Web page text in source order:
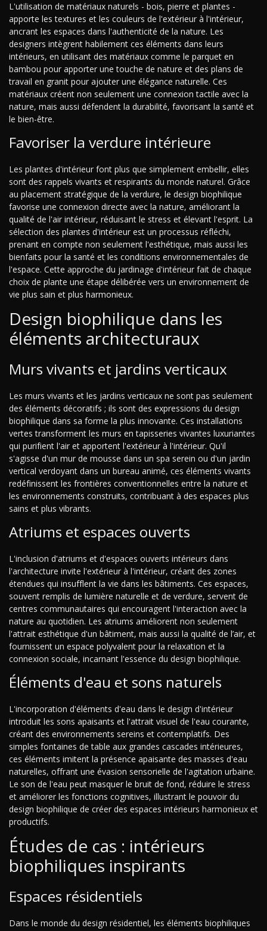
L'utilisation de matériaux naturels - bois, pierre et plantes -
apporte les textures et les couleurs de l'extérieur à l'intérieur,
ancrant les espaces dans l'authenticité de la nature. Les
designers intègrent habilement ces éléments dans leurs
intérieurs, en utilisant des matériaux comme le parquet en
bambou pour apporter une touche de nature et des plans de
travail en granit pour ajouter une élégance naturelle. Ces
matériaux créent non seulement une connexion tactile avec la
nature, mais aussi défendent la durabilité, favorisant la santé et
le bien-être.
Favoriser la verdure intérieure
Les plantes d'intérieur font plus que simplement embellir, elles
sont des rappels vivants et respirants du monde naturel. Grâce
au placement stratégique de la verdure, le design biophilique
favorise une connexion directe avec la nature, améliorant la
qualité de l'air intérieur, réduisant le stress et élevant l'esprit. La
sélection des plantes d'intérieur est un processus réfléchi,
prenant en compte non seulement l'esthétique, mais aussi les
bienfaits pour la santé et les conditions environnementales de
l'espace. Cette approche du jardinage d'intérieur fait de chaque
choix de plante une étape délibérée vers un environnement de
vie plus sain et plus harmonieux.
Design biophilique dans les
éléments architecturaux
Murs vivants et jardins verticaux
Les murs vivants et les jardins verticaux ne sont pas seulement
des éléments décoratifs ; ils sont des expressions du design
biophilique dans sa forme la plus innovante. Ces installations
vertes transforment les murs en tapisseries vivantes luxuriantes
qui purifient l'air et apportent l'extérieur à l'intérieur. Qu'il
s'agisse d'un mur de mousse dans un spa serein ou d'un jardin
vertical verdoyant dans un bureau animé, ces éléments vivants
redéfinissent les frontières conventionnelles entre la nature et
les environnements construits, contribuant à des espaces plus
sains et plus vibrants.
Atriums et espaces ouverts
L'inclusion d'atriums et d'espaces ouverts intérieurs dans
l'architecture invite l'extérieur à l'intérieur, créant des zones
étendues qui insufflent la vie dans les bâtiments. Ces espaces,
souvent remplis de lumière naturelle et de verdure, servent de
centres communautaires qui encouragent l'interaction avec la
nature au quotidien. Les atriums améliorent non seulement
l'attrait esthétique d'un bâtiment, mais aussi la qualité de l’air, et
fournissent un espace polyvalent pour la relaxation et la
connexion sociale, incarnant l'essence du design biophilique.
Éléments d'eau et sons naturels
L'incorporation d'éléments d'eau dans le design d'intérieur
introduit les sons apaisants et l'attrait visuel de l'eau courante,
créant des environnements sereins et contemplatifs. Des
simples fontaines de table aux grandes cascades intérieures,
ces éléments imitent la présence apaisante des masses d'eau
naturelles, offrant une évasion sensorielle de l'agitation urbaine.
Le son de l'eau peut masquer le bruit de fond, réduire le stress
et améliorer les fonctions cognitives, illustrant le pouvoir du
design biophilique de créer des espaces intérieurs harmonieux et
productifs.
Études de cas : intérieurs
biophiliques inspirants
Espaces résidentiels
Dans le monde du design résidentiel, les éléments biophiliques